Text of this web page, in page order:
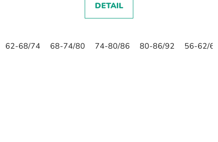
DETAIL
62-68/74 68-74/80 74-80/86 80-86/92 56-62/